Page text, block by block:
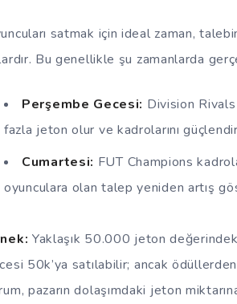
satmak için ideal zaman,
Bu genellikle şu zamanlarda
Perşembe Gecesi: Division Rivals
fazla jeton olur ve kadrolarını
Cumartesi: FUT Champions
oyunculara olan talep yeniden artış
Yaklaşık 50.000 jeton
50k’ya satılabilir; ancak
pazarın dolaşımdaki jeton